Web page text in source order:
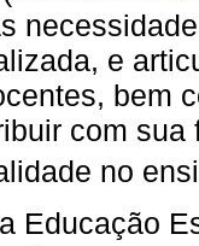
e
bem
com
no
Educação